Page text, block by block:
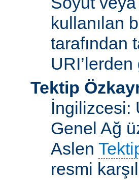
kullanılan
tarafından
Tektip
İngilizcesi:
Genel Ağ
Aslen
resmi